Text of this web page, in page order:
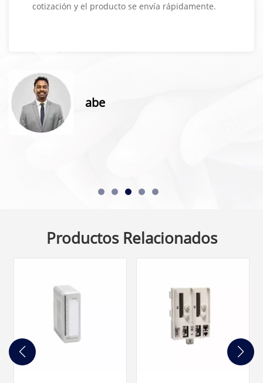
cotización y el producto se envía rápidamente.
abe
Productos Relacionados